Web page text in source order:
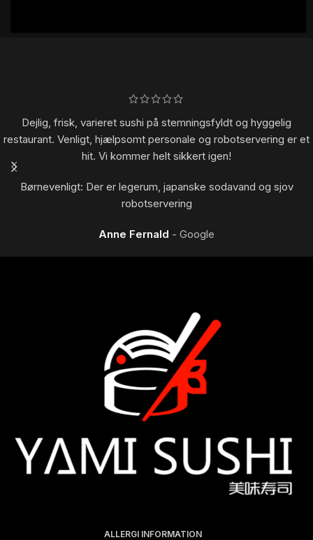
Dejlig, frisk, varieret sushi på stemningsfyldt og hyggelig
restaurant. Venligt, hjælpsomt personale og robotservering er et
hit. Vi kommer helt sikkert igen!
Børnevenligt: Der er legerum, japanske sodavand og sjov
robotservering
Anne Fernald Google
ALLERGI INFORMATION